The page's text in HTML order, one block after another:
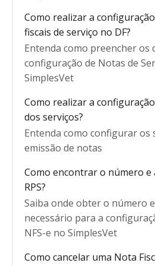
Como realizar a
fiscais de serviço no DF?
Entenda como preencher os
configuração de Notas de
SimplesVet
Como realizar a
dos serviços?
Entenda como configurar os
emissão de notas
Como encontrar o número e
RPS?
Saiba onde obter o número e
necessário para a
NFS-e no SimplesVet
Como cancelar uma Nota